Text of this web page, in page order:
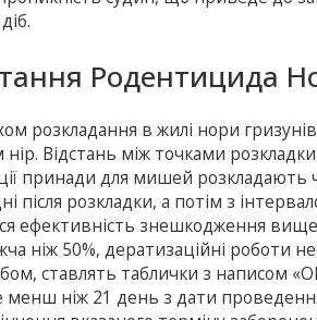
Родентицида
розкладання в жилі нори
Відстань між точками
принади для мишей розкладають
після розкладки, а потім з
ефективність знешкодження
ніж 50%, дератизаційні роботи
ставлять таблички з написом
ніж 21 день з дати